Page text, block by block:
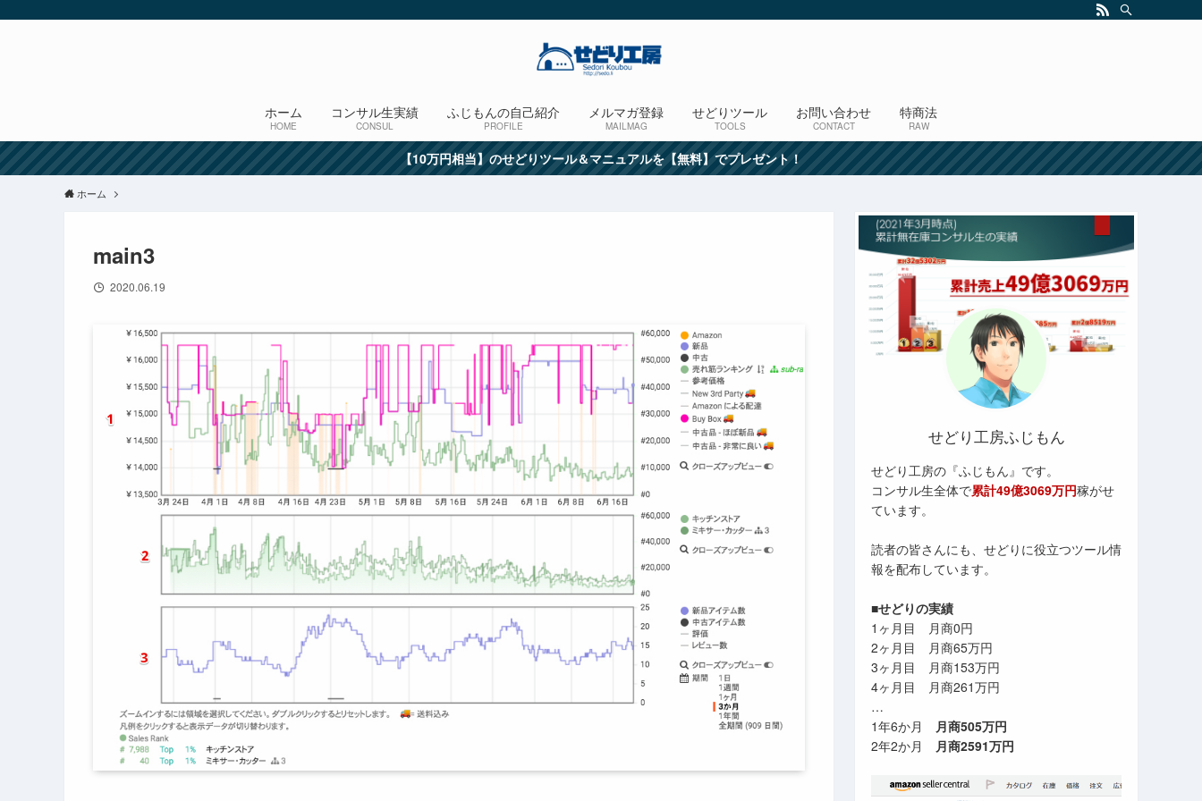
ホーム
HOME
コンサル生実績
CONSUL
ふじもんの自己紹介
PROFILE
メルマガ登録
MAILMAG
せどりツール
TOOLS
お問い合わせ
CONTACT
特商法
RAW
【10万円相当】のせどりツール＆マニュアルを【無料】でプレゼント！
ホーム
main3
2020.06.19
せどり工房ふじもん
せどり工房の『ふじもん』です。
コンサル生全体で累計49億3069万円稼がせ
ています。
読者の皆さんにも、せどりに役立つツール情
報を配布しています。
■せどりの実績
1ヶ月目 月商0円
2ヶ月目 月商65万円
3ヶ月目 月商153万円
4ヶ月目 月商261万円
…
1年6か月 月商505万円
2年2か月 月商2591万円